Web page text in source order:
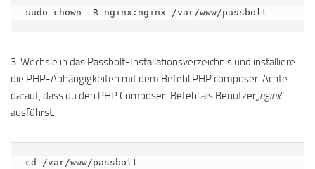
sudo chown -R nginx:nginx /var/www/passbolt
3. Wechsle in das Passbolt-Installationsverzeichnis und installiere
die PHP-Abhängigkeiten mit dem Befehl PHP composer. Achte
darauf, dass du den PHP Composer-Befehl als Benutzer„nginx“
ausführst.
cd /var/www/passbolt